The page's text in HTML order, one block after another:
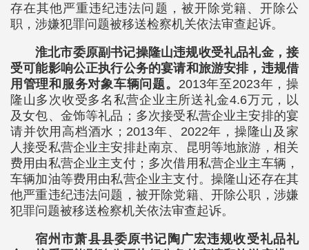
存在其他严重违纪违法问题，被开除党籍、开除公
职，涉嫌犯罪问题被移送检察机关依法审查起诉。
淮北市委原副书记操隆山违规收受礼品礼金，接
受可能影响公正执行公务的宴请和旅游安排，违规借
用管理和服务对象车辆问题。 2013年至2023年，操
隆山多次收受多名私营企业主所送礼金4.6万元，以
及女包、金饰等礼品；多次接受私营企业主安排的宴
请并饮用高档酒水；2013年、2022年，操隆山及家
人接受私营企业主安排赴南京、昆明等地旅游，相关
费用由私营企业主支付；多次借用私营企业主车辆，
车辆加油等费用由私营企业主支付。操隆山还存在其
他严重违纪违法问题，被开除党籍、开除公职，涉嫌
犯罪问题被移送检察机关依法审查起诉。
宿州市萧县县委原书记陶广宏违规收受礼品礼